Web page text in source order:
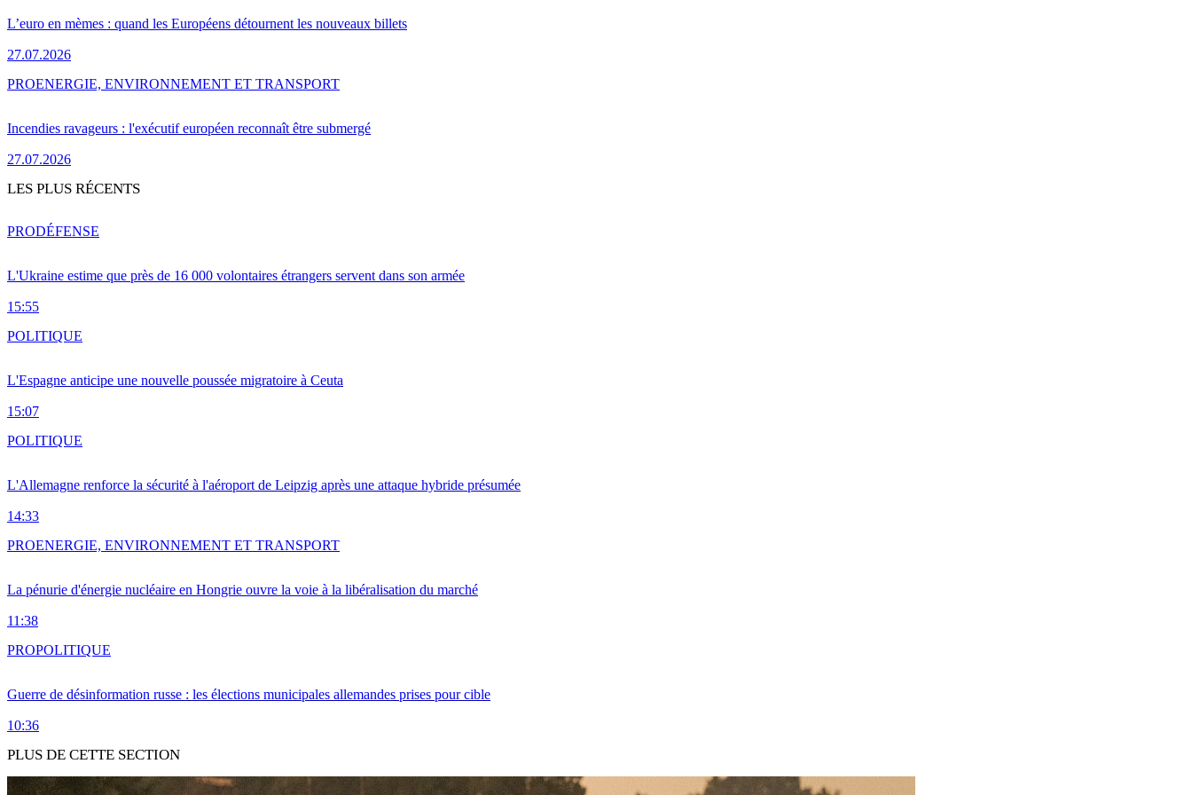
L’euro en mèmes : quand les Européens détournent les nouveaux billets
27.07.2026
Incendies ravageurs : l'exécutif européen reconnaît être submergé
27.07.2026
PROENERGIE, ENVIRONNEMENT ET TRANSPORT
LES PLUS RÉCENTS
L'Ukraine estime que près de 16 000 volontaires étrangers servent dans son armée
15:55
PRODÉFENSE
L'Espagne anticipe une nouvelle poussée migratoire à Ceuta
15:07
POLITIQUE
L'Allemagne renforce la sécurité à l'aéroport de Leipzig après une attaque hybride présumée
14:33
POLITIQUE
La pénurie d'énergie nucléaire en Hongrie ouvre la voie à la libéralisation du marché
11:38
PROENERGIE, ENVIRONNEMENT ET TRANSPORT
Guerre de désinformation russe : les élections municipales allemandes prises pour cible
10:36
PROPOLITIQUE
PLUS DE CETTE SECTION